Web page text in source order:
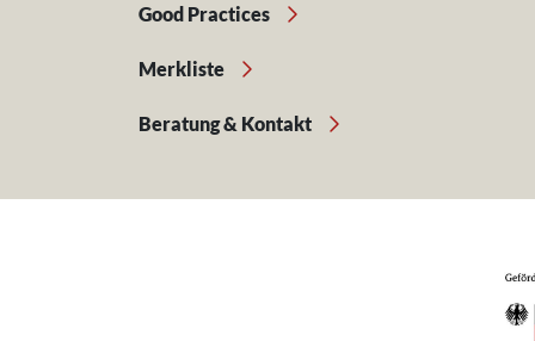
Good Practices
Merkliste
Beratung & Kontakt